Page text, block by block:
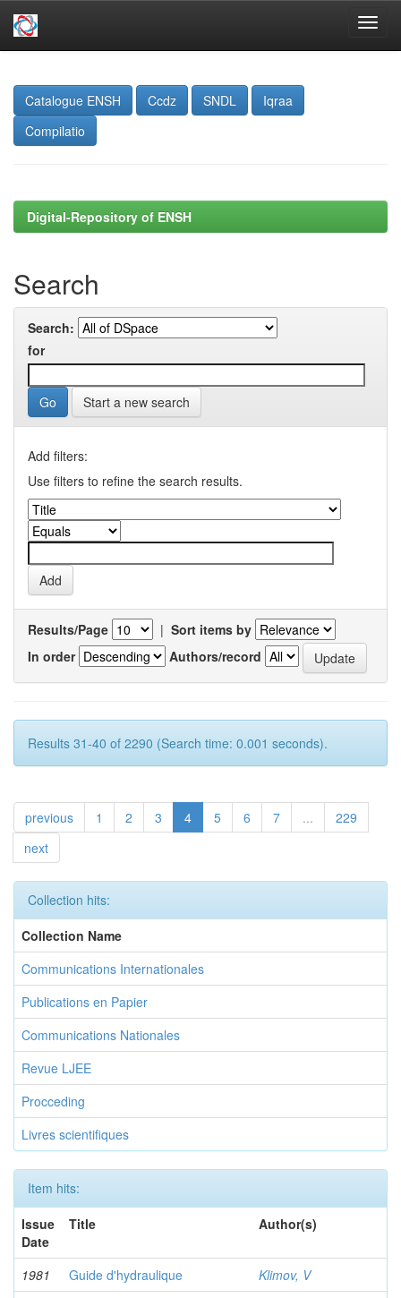
navigation
Catalogue ENSH
Ccdz SNDL
Iqraa
Compilatio
Digital-Repository of ENSH
Search
Search:
for
Start a new search
Add filters:
Use filters to refine the search results.
Results/Page | Sort items by
In order
Authors/record
Results 31-40 of 2290 (Search time: 0.001 seconds).
previous 1 2 3 4 5 6 7 ...
229
next
Collection hits:
Collection Name
Communications Internationales
Publications en Papier
Communications Nationales
Revue LJEE
Procceding
Livres scientifiques
Item hits:
Issue
Date
Title Author(s)
1981 Guide d'hydraulique
Klimov, V